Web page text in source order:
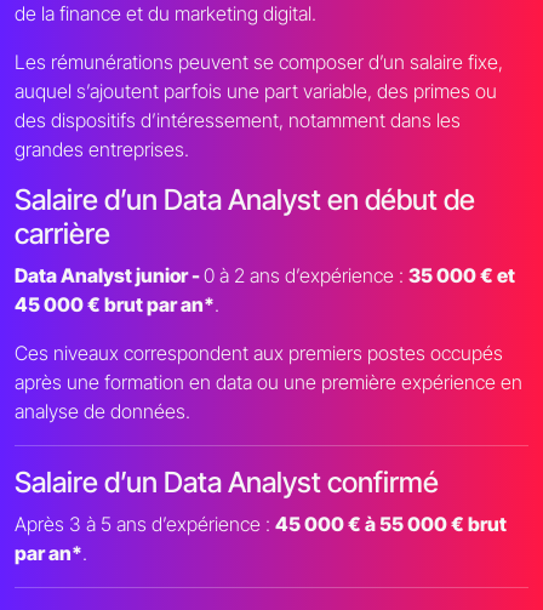
de la finance et du marketing digital.
Les rémunérations peuvent se composer d’un salaire fixe,
auquel s’ajoutent parfois une part variable, des primes ou
des dispositifs d’intéressement, notamment dans les
grandes entreprises.
Salaire d’un Data Analyst en début de
carrière
Data Analyst junior -0 à 2 ans d’expérience : 35 000 € et
45 000 € brut par an*.
Ces niveaux correspondent aux premiers postes occupés
après une formation en data ou une première expérience en
analyse de données.
Salaire d’un Data Analyst confirmé
Après 3 à 5 ans d’expérience : 45 000 € à 55 000 € brut
par an*.